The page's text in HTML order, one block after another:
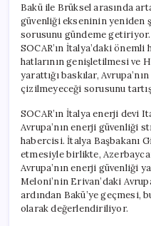
Bakü ile Brüksel arasında
güvenliği ekseninin yeniden
sorusunu gündeme
SOCAR’ın İtalya’daki
hatlarının genişletilmesi ve
yarattığı baskılar,
çizilmeyeceği sorusunu
SOCAR’ın İtalya enerji devi
Avrupa’nın enerji güvenliği
habercisi. İtalya Başbakanı
etmesiyle birlikte,
Avrupa’nın enerji güvenliği
Meloni’nin Erivan’daki
ardından Bakü’ye geçmesi,
olarak değerlendiriliyor.